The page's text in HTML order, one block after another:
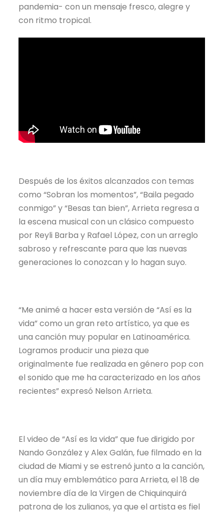
pandemia- con un mensaje fresco, alegre y
con ritmo tropical.
Después de los éxitos alcanzados con temas
como “Sobran los momentos”, “Baila pegado
conmigo” y “Besas tan bien”, Arrieta regresa a
la escena musical con un clásico compuesto
por Reyli Barba y Rafael López, con un arreglo
sabroso y refrescante para que las nuevas
generaciones lo conozcan y lo hagan suyo.
“Me animé a hacer esta versión de “Así es la
vida” como un gran reto artístico, ya que es
una canción muy popular en Latinoamérica.
Logramos producir una pieza que
originalmente fue realizada en género pop con
el sonido que me ha caracterizado en los años
recientes” expresó Nelson Arrieta.
El video de “Así es la vida” que fue dirigido por
Nando González y Alex Galán, fue filmado en la
ciudad de Miami y se estrenó junto a la canción,
un día muy emblemático para Arrieta, el 18 de
noviembre día de la Virgen de Chiquinquirá
patrona de los zulianos, ya que el artista es fiel